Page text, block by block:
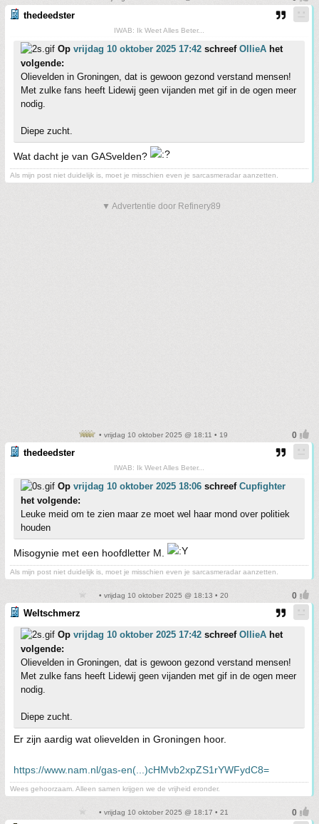
thedeedster
IWAB: Ik Weet Alles Beter...
Op vrijdag 10 oktober 2025 17:42 schreef OllieA het
volgende:
Olievelden in Groningen, dat is gewoon gezond verstand mensen!
Met zulke fans heeft Lidewij geen vijanden met gif in de ogen meer
nodig.
Diepe zucht.
Wat dacht je van GASvelden?
Als mijn post niet duidelijk is, moet je misschien even je sarcasmeradar aanzetten.
▼ Advertentie door Refinery89
• vrijdag 10 oktober 2025 @ 18:11 • 19
thedeedster
IWAB: Ik Weet Alles Beter...
Op vrijdag 10 oktober 2025 18:06 schreef Cupfighter
het volgende:
Leuke meid om te zien maar ze moet wel haar mond over politiek
houden
Misogynie met een hoofdletter M.
Als mijn post niet duidelijk is, moet je misschien even je sarcasmeradar aanzetten.
• vrijdag 10 oktober 2025 @ 18:13 • 20
Weltschmerz
Op vrijdag 10 oktober 2025 17:42 schreef OllieA het
volgende:
Olievelden in Groningen, dat is gewoon gezond verstand mensen!
Met zulke fans heeft Lidewij geen vijanden met gif in de ogen meer
nodig.
Diepe zucht.
Er zijn aardig wat olievelden in Groningen hoor.
https://www.nam.nl/gas-en(...)cHMvb2xpZS1rYWFydC8=
Wees gehoorzaam. Alleen samen krijgen we de vrijheid eronder.
• vrijdag 10 oktober 2025 @ 18:17 • 21